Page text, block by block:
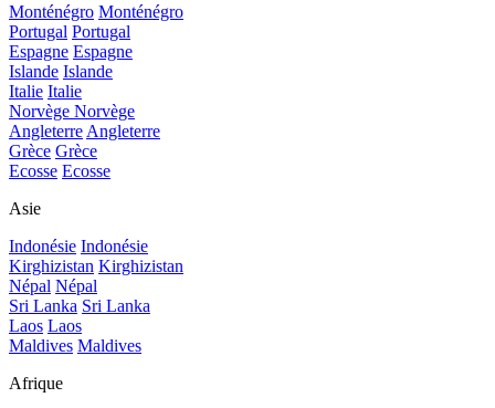
Monténégro Monténégro
Portugal Portugal
Espagne Espagne
Islande Islande
Italie Italie
Norvège Norvège
Angleterre Angleterre
Grèce Grèce
Ecosse Ecosse
Asie
Indonésie Indonésie
Kirghizistan Kirghizistan
Népal Népal
Sri Lanka Sri Lanka
Laos Laos
Maldives Maldives
Afrique